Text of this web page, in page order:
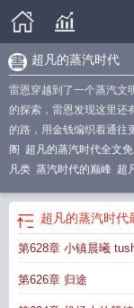
超凡的蒸汽时代
雷恩穿越到了一个蒸汽文
的探索，雷恩发现这里还
的路，用金钱编织着通往
阁 超凡的蒸汽时代全文
凡类 蒸汽时代的巅峰 超
超凡的蒸汽时代
第628章 小镇晨曦
第626章 归途